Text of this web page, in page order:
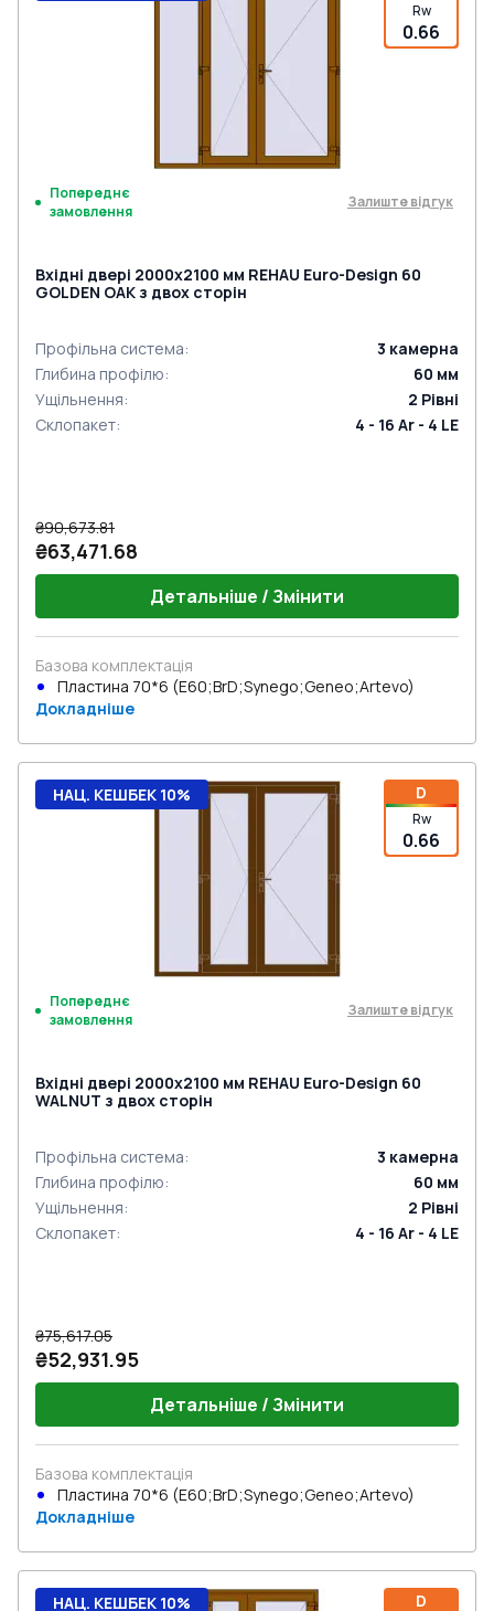
Rw
0.66
Попереднє
замовлення
Залиште відгук
Вхідні двері 2000x2100 мм REHAU Euro-Design 60
GOLDEN OAK з двох сторін
Профільна система: 3 камерна
Глибина профілю: 60 мм
Ущільнення: 2 Рівні
Склопакет: 4 - 16 Ar - 4 LE
₴90,673.81
₴63,471.68
Детальніше / Змінити
Базова комплектація
Пластина 70*6 (E60;BrD;Synego;Geneo;Artevo)
Докладніше
D
Rw
0.66
НАЦ. КЕШБЕК 10%
Попереднє
замовлення
Залиште відгук
Вхідні двері 2000x2100 мм REHAU Euro-Design 60
WALNUT з двох сторін
Профільна система: 3 камерна
Глибина профілю: 60 мм
Ущільнення: 2 Рівні
Склопакет: 4 - 16 Ar - 4 LE
₴75,617.05
₴52,931.95
Детальніше / Змінити
Базова комплектація
Пластина 70*6 (E60;BrD;Synego;Geneo;Artevo)
Докладніше
D
НАЦ. КЕШБЕК 10%